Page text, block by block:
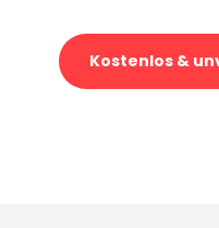
Kostenlos &